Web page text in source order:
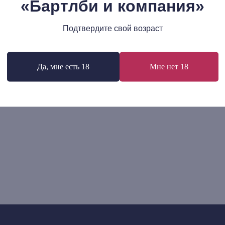
«Бартлби и компания»
Подтвердите свой возраст
Да, мне есть 18 Мне нет 18
925 р.
В корзину